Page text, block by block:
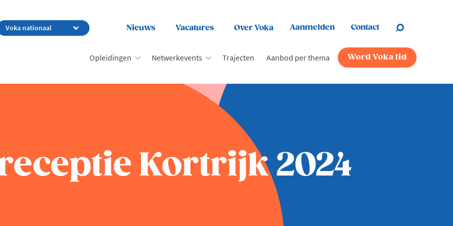
Nieuws Vacatures Over Voka Aanmelden Contact
Opleidingen Netwerkevents Trajecten Aanbod per thema Word Voka lid
Kortrijk 2024